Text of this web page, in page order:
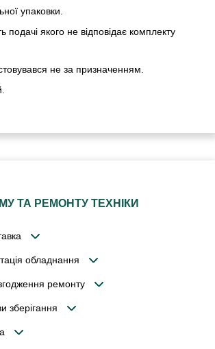
упаковки.
подачі якого не відповідає комплекту
не за призначенням.
ТА РЕМОНТУ ТЕХНІКИ
обладнання
ремонту
зберігання